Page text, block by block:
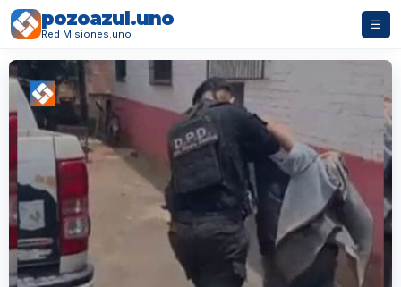
pozoazul.uno
Red Misiones.uno
☰